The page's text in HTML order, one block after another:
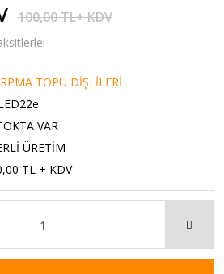
100,00 TL+ KDV
TOPU DİŞLİLERİ
VAR
ÜRETİM
TL + KDV